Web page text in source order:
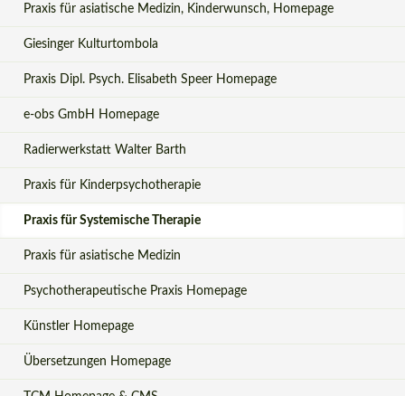
Praxis für asiatische Medizin, Kinderwunsch, Homepage
Giesinger Kulturtombola
Praxis Dipl. Psych. Elisabeth Speer Homepage
e-obs GmbH Homepage
Radierwerkstatt Walter Barth
Praxis für Kinderpsychotherapie
Praxis für Systemische Therapie
Praxis für asiatische Medizin
Psychotherapeutische Praxis Homepage
Künstler Homepage
Übersetzungen Homepage